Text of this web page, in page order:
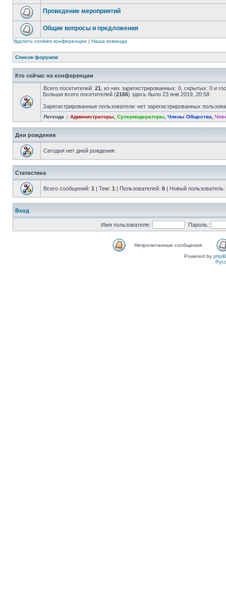
Проведение мероприятий
Общие вопросы и предложения
Удалить cookies конференции | Наша команда
Список форумов
Кто сейчас на конференции
Всего посетителей: 21 , из них зарегистрированных: 0, скрытых: 0 и
Больше всего посетителей (2166) здесь было 23 янв 2019, 20:58
Зарегистрированные пользователи: нет зарегистрированных
Легенда :: Администраторы Супермодераторы Члены Общества
Дни рождения
Сегодня нет дней рождения.
Статистика
Всего сообщений: 1 | Тем: 1 | Пользователей: 6 | Новый пользователь:
Вход
Имя пользователя: Пароль:
Непрочитанные сообщения
Powered by